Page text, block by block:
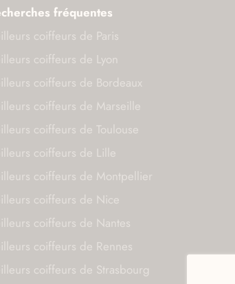
fréquentes
coiffeurs de Paris
coiffeurs de Lyon
coiffeurs de Bordeaux
coiffeurs de Marseille
coiffeurs de Toulouse
coiffeurs de Lille
coiffeurs de Montpellier
coiffeurs de Nice
coiffeurs de Nantes
coiffeurs de Rennes
coiffeurs de Strasbourg